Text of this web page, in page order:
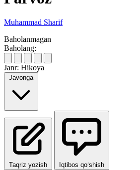
Muhammad Sharif
Baholanmagan
Baholang:
Janr: Hikoya
Javonga
Taqriz yozish Iqtibos qo‘shish